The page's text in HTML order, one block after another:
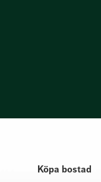
Köpa bostad